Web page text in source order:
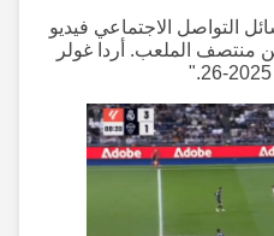
الاجتماعي فيديو
الملعب. أردا غولر